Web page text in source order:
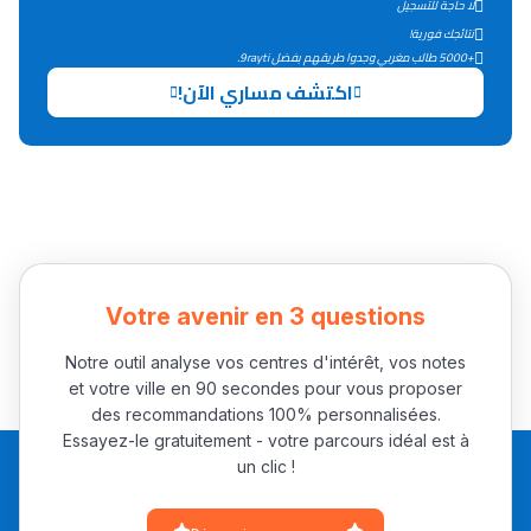
Collège au Maroc
Interviews/Vidéos
+ de 89 Interviews/Vidéos
دليل المهن
لا حاجة للتسجيل
نتائجك فورية!
+5000 طالب مغربي وجدوا طريقهم بفضل 9rayti.
اكتشف مساري الآن!
Votre avenir en 3 questions
Notre outil analyse vos centres d'intérêt, vos notes
et votre ville en 90 secondes pour vous proposer
des recommandations 100% personnalisées.
Essayez-le gratuitement - votre parcours idéal est à
un clic !